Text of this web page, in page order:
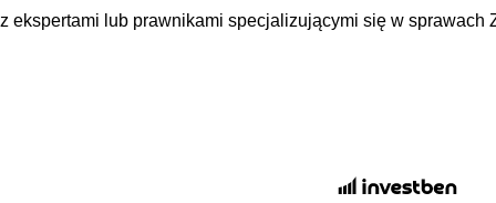
z ekspertami lub prawnikami specjalizującymi się w sprawach